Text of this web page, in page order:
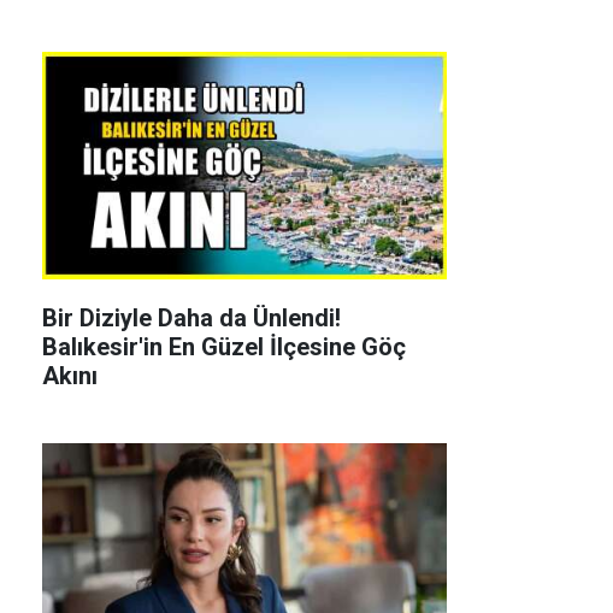
Bir Diziyle Daha da Ünlendi!
Balıkesir'in En Güzel İlçesine Göç
Akını